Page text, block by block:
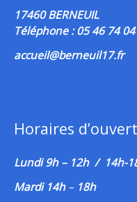
17460 BERNEUIL
Téléphone : 05 46 74
accueil@berneuil17.fr
Horaires
Lundi 9h – 12h / 14h-
Mardi 14h– 18h